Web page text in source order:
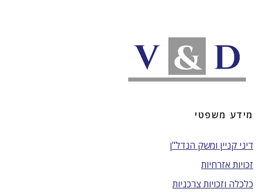
מידע משפטי
דיני קניין ומשק הנדל"ן
זכויות אזרחיות
כלכלה וזכויות צרכניות